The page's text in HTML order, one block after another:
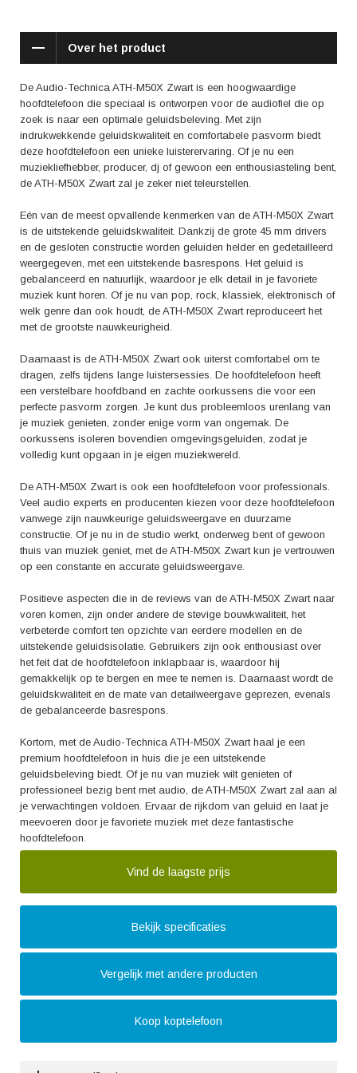
audio experts en producenten kiezen voor deze hoofdtelefoon vanwege
de studio werkt, onderweg bent of gewoon thuis van muziek geniet, met
de ATH-M50X Zwart kun je vertrouwen op een constante en accurate
geluidsweergave.
Positieve aspecten die in de reviews van de ATH-M50X Zwart naar
voren komen, zijn onder andere de stevige bouwkwaliteit, het verbeterde
comfort ten opzichte van eerdere modellen en de uitstekende
hoofdtelefoon inklapbaar is, waardoor hij gemakkelijk op te bergen en
mee te nemen is. Daarnaast wordt de geluidskwaliteit en de mate van
detailweergave geprezen, evenals de gebalanceerde basrespons.
Kortom, met de Audio-Technica ATH-M50X Zwart haal je een premium
hoofdtelefoon in huis die je een uitstekende geluidsbeleving biedt. Of je
nu van muziek wilt genieten of professioneel bezig bent met audio, de
ATH-M50X Zwart zal aan al je verwachtingen voldoen. Ervaar de
deze fantastische hoofdtelefoon.
Over het product
De Audio-Technica ATH-M50X Zwart is een hoogwaardige
hoofdtelefoon die speciaal is ontworpen voor de audiofiel die op
zoek is naar een optimale geluidsbeleving. Met zijn
indrukwekkende geluidskwaliteit en comfortabele pasvorm biedt
deze hoofdtelefoon een unieke luisterervaring. Of je nu een
muziekliefhebber, producer, dj of gewoon een enthousiasteling bent,
de ATH-M50X Zwart zal je zeker niet teleurstellen.
Eén van de meest opvallende kenmerken van de ATH-M50X Zwart
is de uitstekende geluidskwaliteit. Dankzij de grote 45 mm drivers
en de gesloten constructie worden geluiden helder en gedetailleerd
weergegeven, met een uitstekende basrespons. Het geluid is
gebalanceerd en natuurlijk, waardoor je elk detail in je favoriete
muziek kunt horen. Of je nu van pop, rock, klassiek, elektronisch of
welk genre dan ook houdt, de ATH-M50X Zwart reproduceert het
met de grootste nauwkeurigheid.
Daarnaast is de ATH-M50X Zwart ook uiterst comfortabel om te
dragen, zelfs tijdens lange luistersessies. De hoofdtelefoon heeft
een verstelbare hoofdband en zachte oorkussens die voor een
perfecte pasvorm zorgen. Je kunt dus probleemloos urenlang van
je muziek genieten, zonder enige vorm van ongemak. De
oorkussens isoleren bovendien omgevingsgeluiden, zodat je
volledig kunt opgaan in je eigen muziekwereld.
De ATH-M50X Zwart is ook een hoofdtelefoon voor professionals.
Veel audio experts en producenten kiezen voor deze hoofdtelefoon
vanwege zijn nauwkeurige geluidsweergave en duurzame
constructie. Of je nu in de studio werkt, onderweg bent of gewoon
thuis van muziek geniet, met de ATH-M50X Zwart kun je vertrouwen
op een constante en accurate geluidsweergave.
Positieve aspecten die in de reviews van de ATH-M50X Zwart naar
voren komen, zijn onder andere de stevige bouwkwaliteit, het
verbeterde comfort ten opzichte van eerdere modellen en de
uitstekende geluidsisolatie. Gebruikers zijn ook enthousiast over
het feit dat de hoofdtelefoon inklapbaar is, waardoor hij
gemakkelijk op te bergen en mee te nemen is. Daarnaast wordt de
geluidskwaliteit en de mate van detailweergave geprezen, evenals
de gebalanceerde basrespons.
Kortom, met de Audio-Technica ATH-M50X Zwart haal je een
premium hoofdtelefoon in huis die je een uitstekende
geluidsbeleving biedt. Of je nu van muziek wilt genieten of
professioneel bezig bent met audio, de ATH-M50X Zwart zal aan al
je verwachtingen voldoen. Ervaar de rijkdom van geluid en laat je
meevoeren door je favoriete muziek met deze fantastische
hoofdtelefoon.
Vind de laagste prijs
Bekijk specificaties
Vergelijk met andere producten
Koop koptelefoon